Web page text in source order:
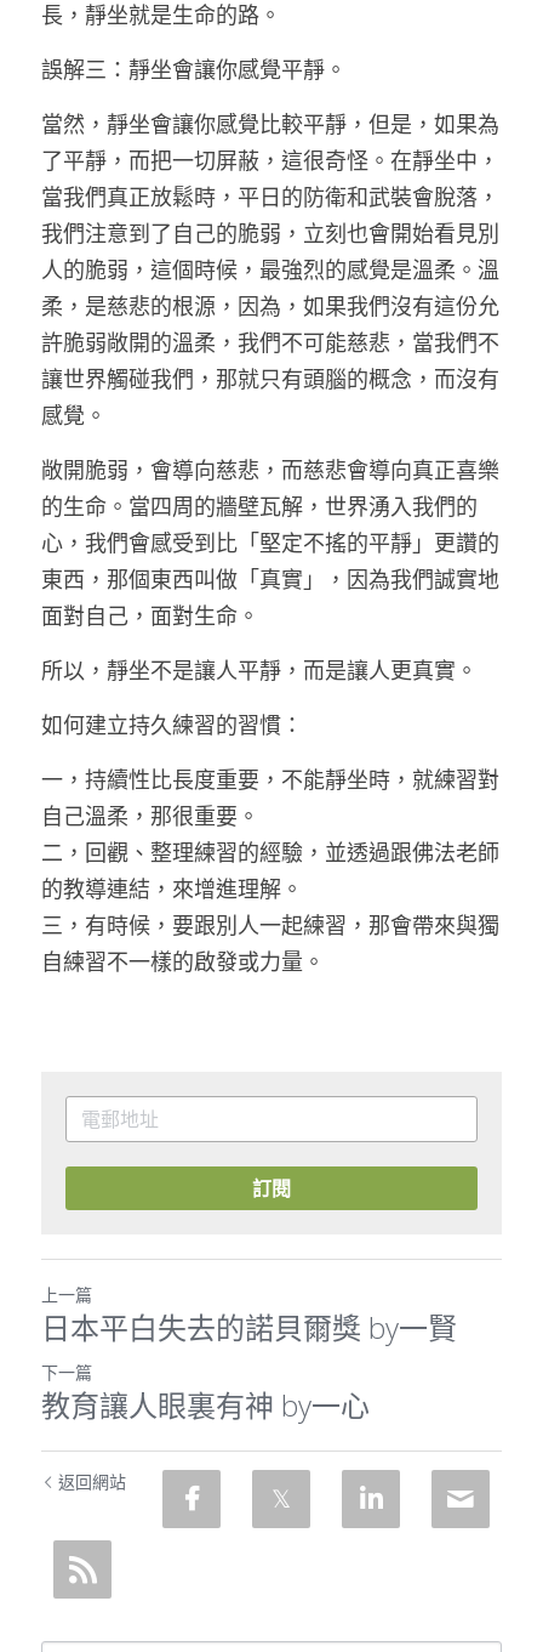
長，靜坐就是生命的路。
誤解三：靜坐會讓你感覺平靜。
當然，靜坐會讓你感覺比較平靜，但是，如果為
了平靜，而把一切屏蔽，這很奇怪。在靜坐中，
當我們真正放鬆時，平日的防衛和武裝會脫落，
我們注意到了自己的脆弱，立刻也會開始看見別
人的脆弱，這個時候，最強烈的感覺是溫柔。溫
柔，是慈悲的根源，因為，如果我們沒有這份允
許脆弱敞開的溫柔，我們不可能慈悲，當我們不
讓世界觸碰我們，那就只有頭腦的概念，而沒有
感覺。
敞開脆弱，會導向慈悲，而慈悲會導向真正喜樂
的生命。當四周的牆壁瓦解，世界湧入我們的
心，我們會感受到比「堅定不搖的平靜」更讚的
東西，那個東西叫做「真實」，因為我們誠實地
面對自己，面對生命。
所以，靜坐不是讓人平靜，而是讓人更真實。
如何建立持久練習的習慣：
一，持續性比長度重要，不能靜坐時，就練習對
自己溫柔，那很重要。
二，回觀、整理練習的經驗，並透過跟佛法老師
的教導連結，來增進理解。
三，有時候，要跟別人一起練習，那會帶來與獨
自練習不一樣的啟發或力量。
訂閱
上一篇
日本平白失去的諾貝爾獎 by一賢
下一篇
教育讓人眼裏有神 by一心
返回網站